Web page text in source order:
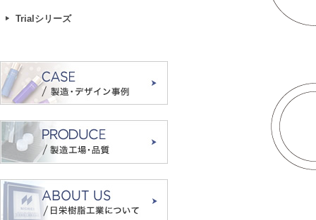
Trialシリーズ